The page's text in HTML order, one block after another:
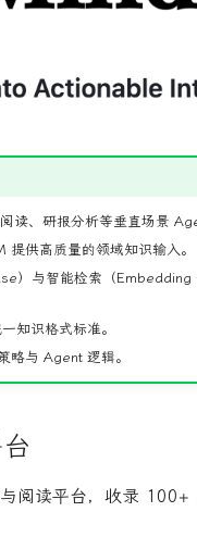
读、研报分析等垂直场景
供高质量的领域知识输入。
）与智能检索（
知识格式标准。
略与 Agent 逻辑。
阅读平台，收录 100+